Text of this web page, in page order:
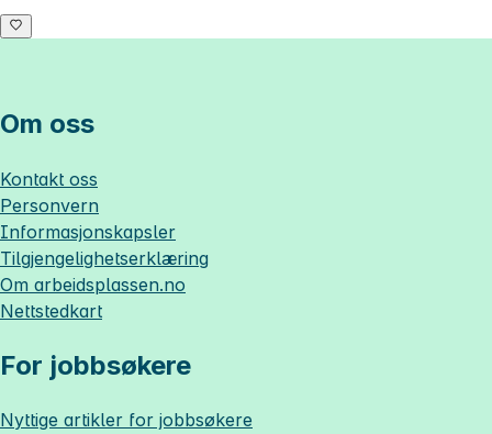
Om oss
Kontakt oss
Personvern
Informasjonskapsler
Tilgjengelighetserklæring
Om arbeidsplassen.no
Nettstedkart
For jobbsøkere
Nyttige artikler for jobbsøkere